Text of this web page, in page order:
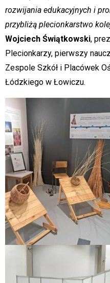
rozwijania edukacyjnych i
przybliżą plecionkarstwo
Wojciech Świątkowski,
Plecionkarzy, pierwszy
Zespole Szkół i Placówek
Łódzkiego w Łowiczu.